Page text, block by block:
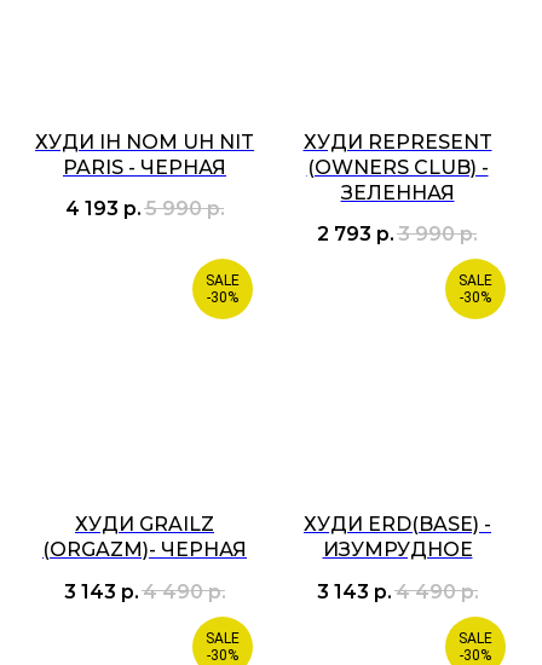
ХУДИ IH NOM UH NIT
PARIS - ЧЕРНАЯ
4 193 р.5 990 р.
ХУДИ REPRESENT
(OWNERS CLUB) -
ЗЕЛЕННАЯ
2 793 р. 3 990 р.
SALE
-30%
ХУДИ GRAILZ
(ORGAZM)- ЧЕРНАЯ
3 143 р.4 490 р.
SALE
-30%
ХУДИ ERD(BASE) -
ИЗУМРУДНОЕ
3 143 р.4 490 р.
SALE
-30%
SALE
-30%